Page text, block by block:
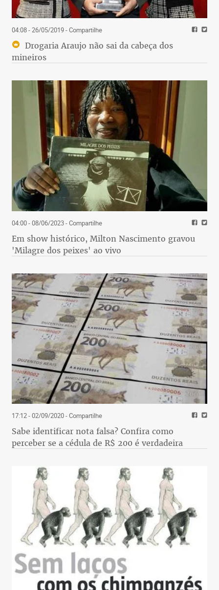
04:08 - 26/05/2019- Compartilhe
Drogaria Araujo não sai da cabeça dos
mineiros
04:00 - 08/06/2023- Compartilhe
Em show histórico, Milton Nascimento gravou
'Milagre dos peixes' ao vivo
17:12 - 02/09/2020- Compartilhe
Sabe identificar nota falsa? Confira como
perceber se a cédula de R$ 200 é verdadeira